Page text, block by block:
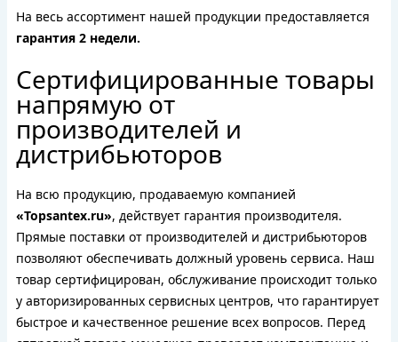
На весь ассортимент нашей продукции предоставляется
гарантия 2 недели.
Сертифицированные товары
напрямую от
производителей и
дистрибьюторов
На всю продукцию, продаваемую компанией
«Topsantex.ru», действует гарантия производителя.
Прямые поставки от производителей и дистрибьюторов
позволяют обеспечивать должный уровень сервиса. Наш
товар сертифицирован, обслуживание происходит только
у авторизированных сервисных центров, что гарантирует
быстрое и качественное решение всех вопросов. Перед